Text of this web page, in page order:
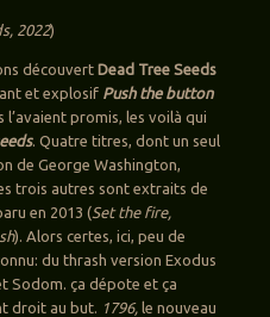
2022)
découvert Dead Tree Seeds
et explosif Push the button
l’avaient promis, les voilà qui
. Quatre titres, dont un seul
de George Washington,
trois autres sont extraits de
en 2013 (Set the fire,
). Alors certes, ici, peu de
du thrash version Exodus
Sodom. ça dépote et ça
droit au but. 1796,le nouveau